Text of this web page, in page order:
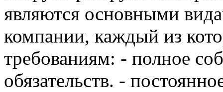
являются основными
компании, каждый из
требованиям: - полное
обязательств. -